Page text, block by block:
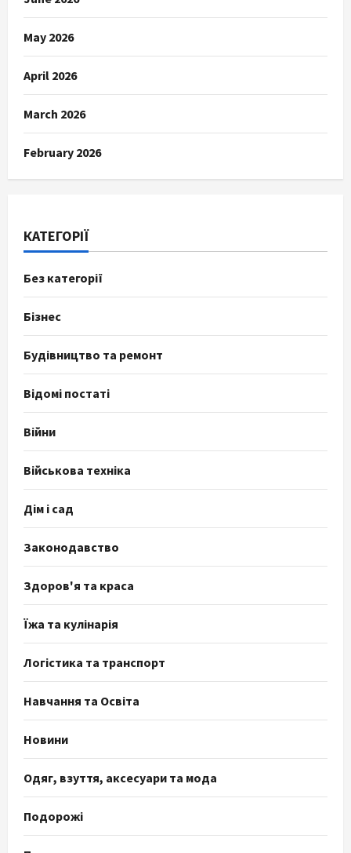
May 2026
April 2026
March 2026
February 2026
КАТЕГОРІЇ
Без категорії
Бізнес
Будівництво та ремонт
Відомі постаті
Війни
Військова техніка
Дім і сад
Законодавство
Здоров'я та краса
Їжа та кулінарія
Логістика та транспорт
Навчання та Освіта
Новини
Одяг, взуття, аксесуари та мода
Подорожі